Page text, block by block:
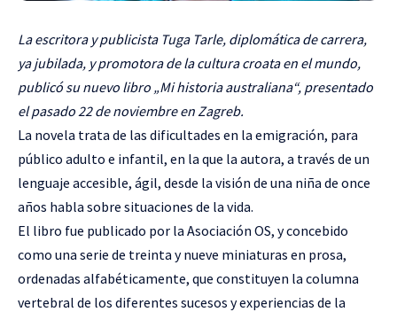
La escritora y publicista Tuga Tarle, diplomática de carrera,
ya jubilada, y promotora de la cultura croata en el mundo,
publicó su nuevo libro „Mi historia australiana“, presentado
el pasado 22 de noviembre en Zagreb.
La novela trata de las dificultades en la emigración, para
público adulto e infantil, en la que la autora, a través de un
lenguaje accesible, ágil, desde la visión de una niña de once
años habla sobre situaciones de la vida.
El libro fue publicado por la Asociación OS, y concebido
como una serie de treinta y nueve miniaturas en prosa,
ordenadas alfabéticamente, que constituyen la columna
vertebral de los diferentes sucesos y experiencias de la